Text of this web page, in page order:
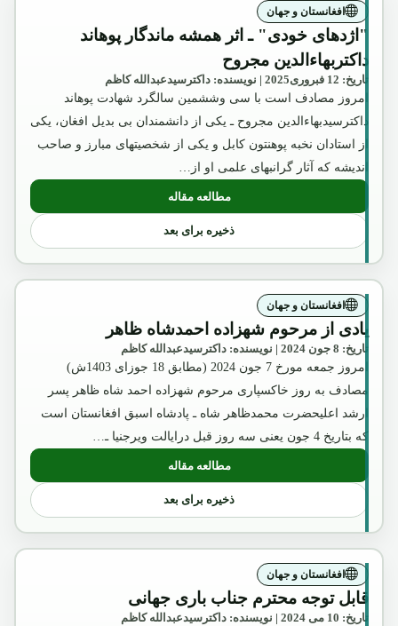
افغانستان و جهان
"اژدهای خودی" ـ اثر همشه ماندگار پوهاند
داکتربهاءالدین مجروح
تاریخ: 12 فبروری2025 | نویسنده: داکترسیدعبدالله کاظم
امروز مصادف است با سی وششمین سالگرد شهادت پوهاند
داکترسیدبهاءالدین مجروح ـ یکی از دانشمندان بی بدیل افغان، یکی
از استادان نخبه پوهنتون کابل و یکی از شخصیتهای مبارز و صاحب
اندیشه که آثار گرانبهای علمی او از…
مطالعه مقاله: "اژدهای خودی" ـ اثر همشه ماندگار
ذخیره برای بعد
افغانستان و جهان
یادی از مرحوم شهزاده احمدشاه ظاهر
تاریخ: 8 جون 2024 | نویسنده: داکترسیدعبدالله کاظم
امروز جمعه مورخ 7 جون 2024 (مطابق 18 جوزای 1403ش)
مصادف به روز خاکسپاری مرحوم شهزاده احمد شاه ظاهر پسر
ارشد اعلیحضرت محمدظاهر شاه ـ پادشاه اسبق افغانستان است
که بتاریخ 4 جون یعنی سه روز قبل درایالت ویرجنیا ـ…
مطالعه مقاله: یادی از مرحوم شهزاده احمدشاه ظاهر
ذخیره برای بعد
افغانستان و جهان
قابل توجه محترم جناب باری جهانی
تاریخ: 10 می 2024 | نویسنده: داکترسیدعبدالله کاظم